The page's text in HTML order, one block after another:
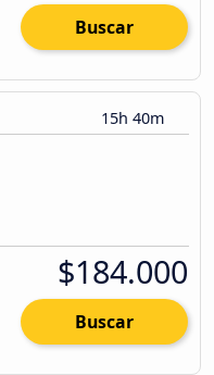
Buscar
15h 40m
$184.000
Buscar